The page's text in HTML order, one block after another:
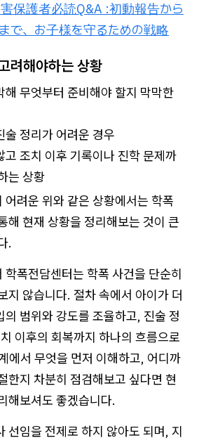
保護者必読Q&A :初動報告から
で、お子様を守るための戦略
려해야하는 상황
해 무엇부터 준비해야 할지 막막한
술 정리가 어려운 경우
고 조치 이후 기록이나 진학 문제까
는 상황
어려운 위와 같은 상황에서는 학폭
해 현재 상황을 정리해보는 것이 큰
.
학폭전담센터는 학폭 사건을 단순히
지 않습니다. 절차 속에서 아이가 더
범위와 강도를 조율하고, 진술 정
이후의 회복까지 하나의 흐름으로
에서 무엇을 먼저 이해하고, 어디까
한지 차분히 점검해보고 싶다면 현
해보셔도 좋겠습니다.
선임을 전제로 하지 않아도 되며, 지